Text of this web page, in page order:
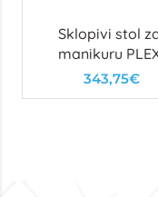
Sklopivi stol
manikuru
343,75€